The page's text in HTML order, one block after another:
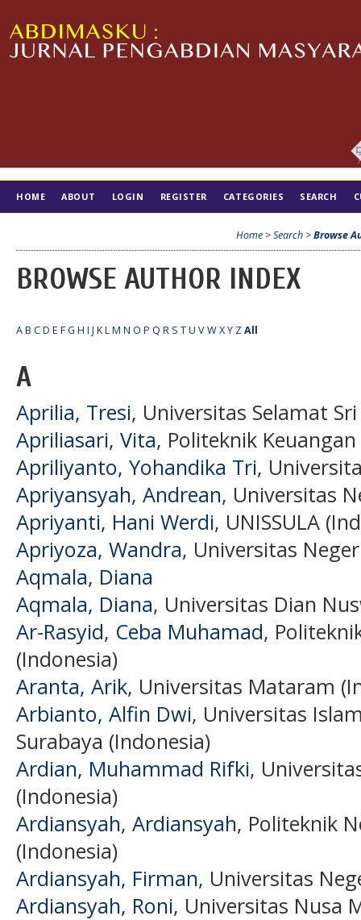
HOME ABOUT LOGIN REGISTER CATEGORIES SEARCH
Home >Search >Browse
BROWSE AUTHOR INDEX
AB CD E FG H I J KLM N O P Q R S TU VWXY ZAll
A
Aprilia, Tresi, Universitas Selamat
Apriliasari, Vita, Politeknik
Apriliyanto, Yohandika Tri,
Apriyansyah, Andrean, Universitas
Apriyanti, Hani Werdi, UNISSULA
Apriyoza, Wandra, Universitas
Aqmala, Diana
Aqmala, Diana, Universitas Dian
Ar-Rasyid, Ceba Muhamad,
(Indonesia)
Aranta, Arik, Universitas Mataram
Arbianto, Alfin Dwi, Universitas
Surabaya (Indonesia)
Ardian, Muhammad Rifki,
(Indonesia)
Ardiansyah, Ardiansyah, Politeknik
(Indonesia)
Ardiansyah, Firman, Universitas
Ardiansyah, Roni, Universitas Nusa